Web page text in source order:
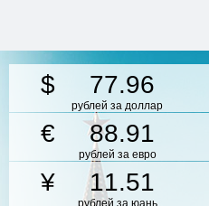
77.96
рублей за доллар
88.91
рублей за евро
11.51
рублей за юань